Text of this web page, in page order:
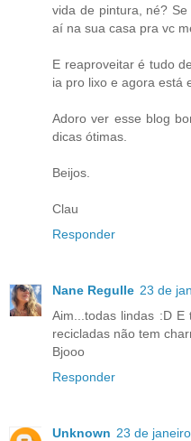
vida de pintura, né?
aí na sua casa pra vc
E reaproveitar é tudo
ia pro lixo e agora está
Adoro ver esse blog
dicas ótimas.
Beijos.
Clau
Responder
Nane Regulle 23 de
Aim...todas lindas :D
recicladas não tem
Bjooo
Responder
Unknown 23 de